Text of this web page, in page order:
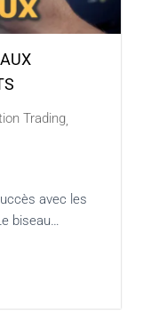
Trading,
avec les
biseau…